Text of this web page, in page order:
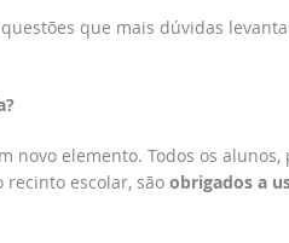
que mais dúvidas
novo elemento. Todos os
escolar, são obrigados a